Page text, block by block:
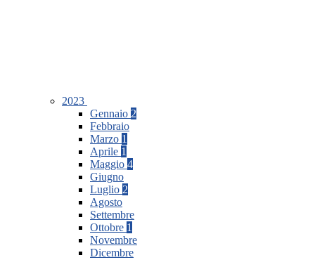
2023
Gennaio 2
Febbraio
Marzo 1
Aprile 1
Maggio 4
Giugno
Luglio 2
Agosto
Settembre
Ottobre 1
Novembre
Dicembre